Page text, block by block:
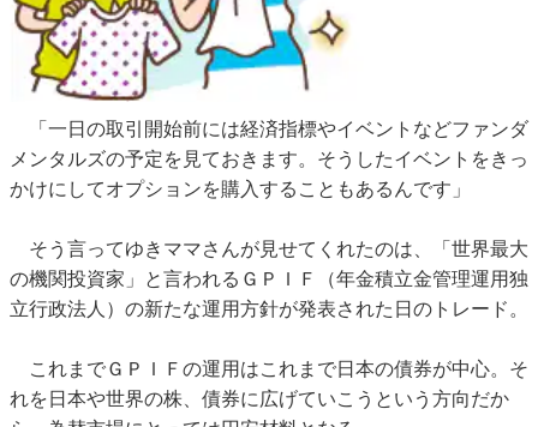
「一日の取引開始前には経済指標やイベントなどファンダ
メンタルズの予定を見ておきます。そうしたイベントをきっ
かけにしてオプションを購入することもあるんです」
そう言ってゆきママさんが見せてくれたのは、「世界最大
の機関投資家」と言われるＧＰＩＦ（年金積立金管理運用独
立行政法人）の新たな運用方針が発表された日のトレード。
これまでＧＰＩＦの運用はこれまで日本の債券が中心。そ
れを日本や世界の株、債券に広げていこうという方向だか